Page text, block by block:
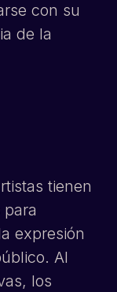
con su
de la
tienen
expresión
Al
los